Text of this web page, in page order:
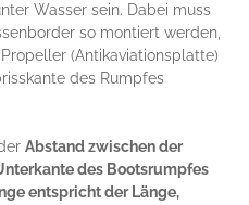
Wasser sein. Dabei muss
so montiert werden,
(Antikaviationsplatte)
des Rumpfes
Abstand zwischen der
des Bootsrumpfes
entspricht der Länge,